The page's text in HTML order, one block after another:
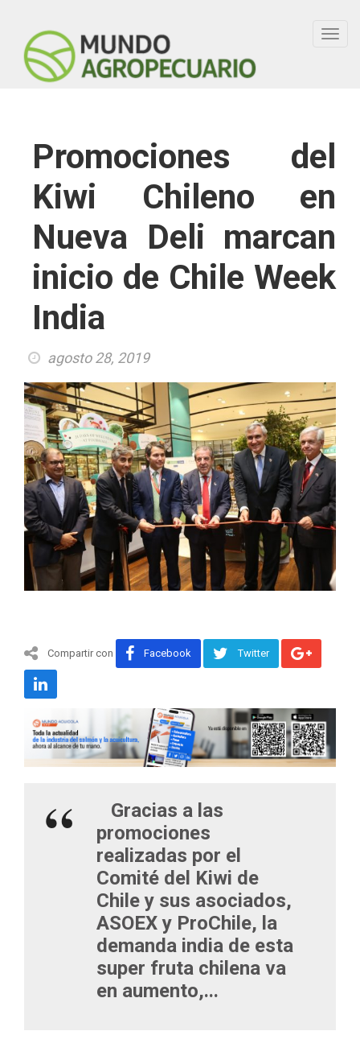
Promociones del
Kiwi Chileno en
Nueva Deli marcan
inicio de Chile Week
India
agosto 28, 2019
Compartir con Facebook Twitter
Gracias a las
promociones
realizadas por el
Comité del Kiwi de
Chile y sus asociados,
ASOEX y ProChile, la
demanda india de esta
super fruta chilena va
en aumento,...